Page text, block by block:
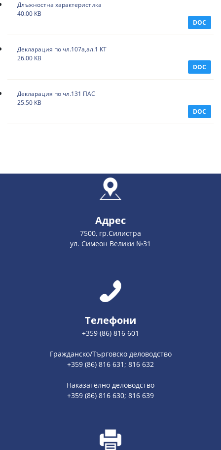
Длъжностна характеристика
40.00 KB
DOC
Декларация по чл.107а,ал.1 КТ
26.00 KB
DOC
Декларация по чл.131 ПАС
25.50 KB
DOC
Адрес
7500, гр.Силистра
ул. Симеон Велики №31
Телефони
+359 (86) 816 601
Гражданско/Търговско деловодство
+359 (86) 816 631; 816 632
Наказателно деловодство
+359 (86) 816 630; 816 639